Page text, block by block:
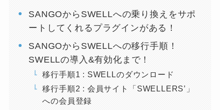
SANGOからSWELLへの乗り換えをサポ
ートしてくれるプラグインがある！
SANGOからSWELLへの移行手順！
SWELLの導入&有効化まで！
移行手順1 : SWELLのダウンロード
移行手順2 : 会員サイト「SWELLERS’」
への会員登録